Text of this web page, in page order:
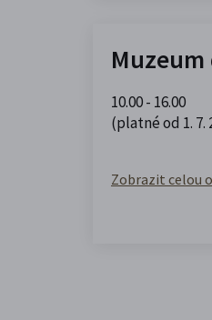
10.00 - 16.00
(platné od 1. 7.
Zobrazit celou